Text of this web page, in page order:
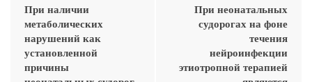
При наличии
метаболических
нарушений как
установленной
причины
При неонатальных
судорогах на фоне
течения
нейроинфекции
этиотропной терапией